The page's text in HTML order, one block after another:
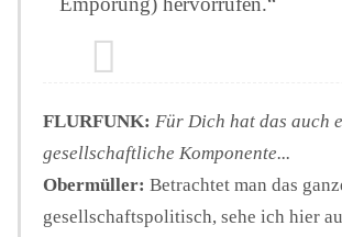
FLURFUNK: Für Dich hat das auch
gesellschaftliche Komponente...
Obermüller: Betrachtet man das
gesellschaftspolitisch, sehe ich hier